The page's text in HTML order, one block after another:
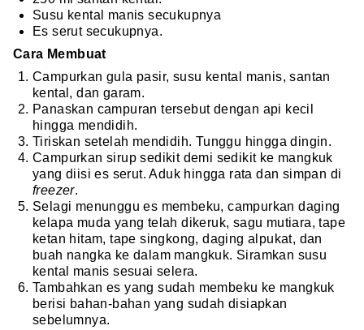
Susu kental manis secukupnya
Es serut secukupnya.
Cara Membuat
Campurkan gula pasir, susu kental manis, santan
kental, dan garam.
Panaskan campuran tersebut dengan api kecil
hingga mendidih.
Tiriskan setelah mendidih. Tunggu hingga dingin.
Campurkan sirup sedikit demi sedikit ke mangkuk
yang diisi es serut. Aduk hingga rata dan simpan di
freezer.
Selagi menunggu es membeku, campurkan daging
kelapa muda yang telah dikeruk, sagu mutiara, tape
ketan hitam, tape singkong, daging alpukat, dan
buah nangka ke dalam mangkuk. Siramkan susu
kental manis sesuai selera.
Tambahkan es yang sudah membeku ke mangkuk
berisi bahan-bahan yang sudah disiapkan
sebelumnya.